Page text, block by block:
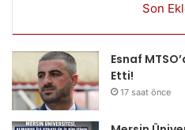
Son
Esnaf
Etti!
17 saat önce